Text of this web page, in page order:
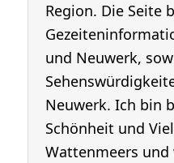
Region. Die Seite
und Neuwerk,
Neuwerk. Ich bin
Schönheit und
Wattenmeers